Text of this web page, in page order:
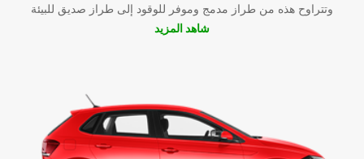
وتتراوح هذه من طراز مدمج وموفر للوقود إلى طراز صديق للبيئة
شاهد المزيد